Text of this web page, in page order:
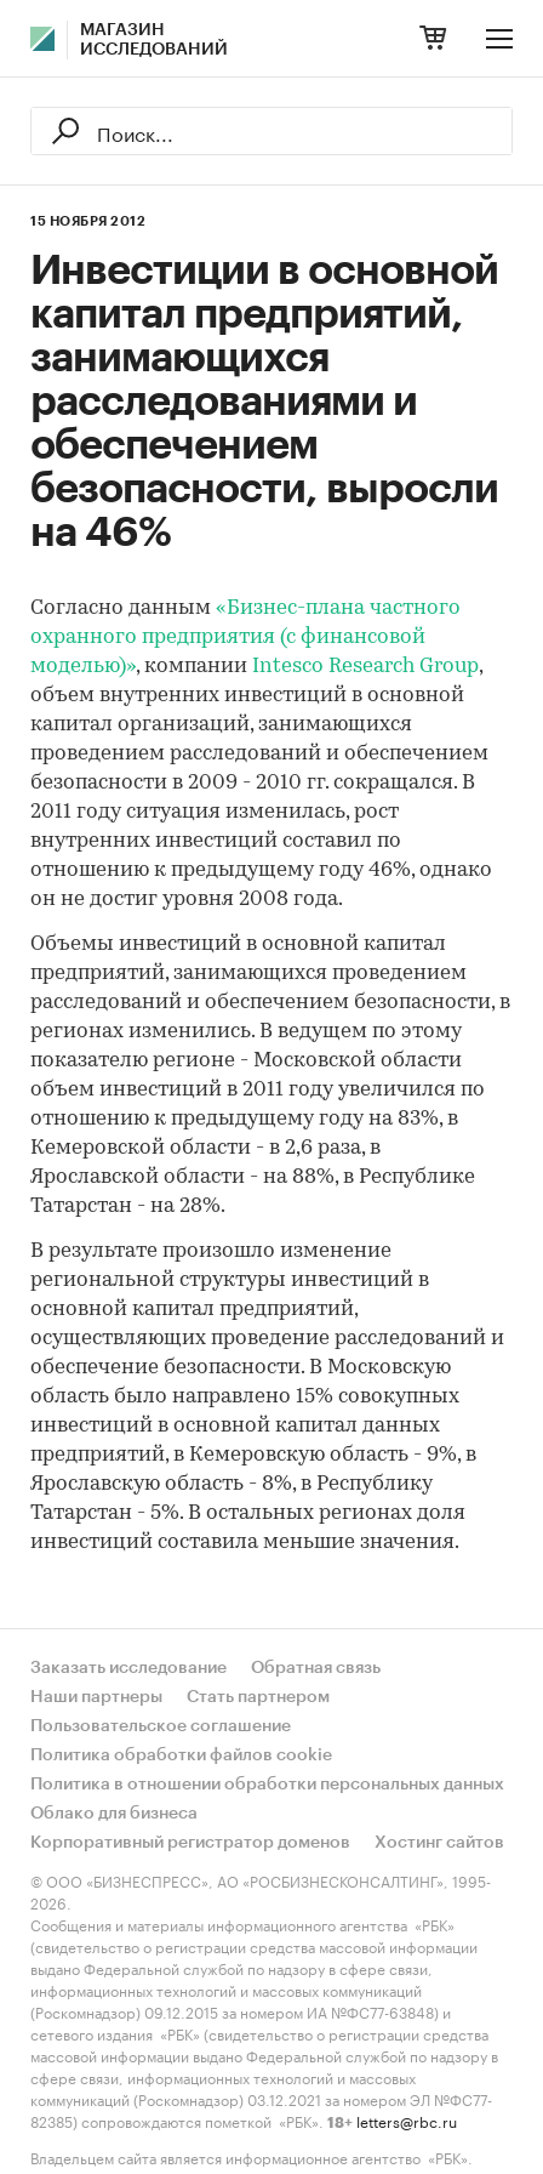
МАГАЗИН
ИССЛЕДОВАНИЙ
15 НОЯБРЯ 2012
Инвестиции в основной
капитал предприятий,
занимающихся
расследованиями и
обеспечением
безопасности, выросли
на 46%
Согласно данным «Бизнес-плана частного
охранного предприятия (с финансовой
моделью)», компании Intesco Research Group,
объем внутренних инвестиций в основной
капитал организаций, занимающихся
проведением расследований и обеспечением
безопасности в 2009 - 2010 гг. сокращался. В
2011 году ситуация изменилась, рост
внутренних инвестиций составил по
отношению к предыдущему году 46%, однако
он не достиг уровня 2008 года.
Объемы инвестиций в основной капитал
предприятий, занимающихся проведением
расследований и обеспечением безопасности, в
регионах изменились. В ведущем по этому
показателю регионе - Московской области
объем инвестиций в 2011 году увеличился по
отношению к предыдущему году на 83%, в
Кемеровской области - в 2,6 раза, в
Ярославской области - на 88%, в Республике
Татарстан - на 28%.
В результате произошло изменение
региональной структуры инвестиций в
основной капитал предприятий,
осуществляющих проведение расследований и
обеспечение безопасности. В Московскую
область было направлено 15% совокупных
инвестиций в основной капитал данных
предприятий, в Кемеровскую область - 9%, в
Ярославскую область - 8%, в Республику
Татарстан - 5%. В остальных регионах доля
инвестиций составила меньшие значения.
Заказать исследование
Обратная связь
Наши партнеры
Стать партнером
Пользовательское соглашение
Политика обработки файлов cookie
Политика в отношении обработки персональных данных
Облако для бизнеса
Корпоративный регистратор доменов
Хостинг сайтов
© ООО «БИЗНЕСПРЕСС», АО «РОСБИЗНЕСКОНСАЛТИНГ», 1995-
2026.
Сообщения и материалы информационного агентства «РБК»
(свидетельство о регистрации средства массовой информации
выдано Федеральной службой по надзору в сфере связи,
информационных технологий и массовых коммуникаций
(Роскомнадзор) 09.12.2015 за номером ИА №ФС77-63848) и
сетевого издания «РБК» (свидетельство о регистрации средства
массовой информации выдано Федеральной службой по надзору в
сфере связи, информационных технологий и массовых
коммуникаций (Роскомнадзор) 03.12.2021 за номером ЭЛ №ФС77-
82385) сопровождаются пометкой «РБК».
18+ letters@rbc.ru
Владельцем сайта является информационное агентство «РБК».